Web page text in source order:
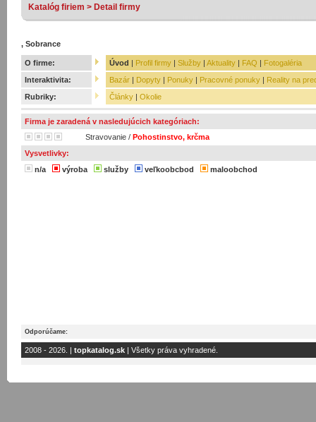
Katalóg firiem > Detail firmy
, Sobrance
O firme: Úvod | Profil firmy | Služby | Aktuality | FAQ | Fotogaléria
Interaktivita:
Bazár | Dopyty | Ponuky | Pracovné ponuky | Reality na
Rubriky:
Články | Okolie
Firma je zaradená v nasledujúcich kategóriach:
Stravovanie / Pohostinstvo, krčma
Vysvetlivky:
n/a
výroba služby veľkoobcbod maloobchod
Odporúčame:
2008 - 2026. | topkatalog.sk | Všetky práva vyhradené.